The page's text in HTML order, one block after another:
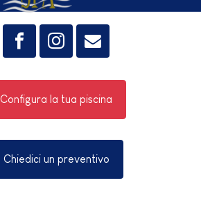
Configura la tua piscina
Chiedici un preventivo